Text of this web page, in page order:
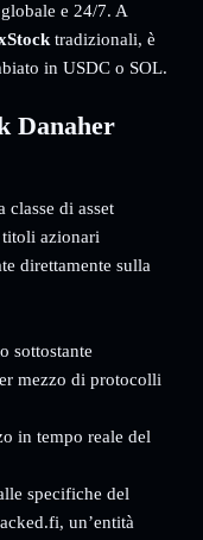
e 24/7. A
tradizionali, è
in USDC o SOL.
Danaher
classe di asset
azionari
direttamente sulla
sottostante
mezzo di protocolli
in tempo reale del
specifiche del
un’entità